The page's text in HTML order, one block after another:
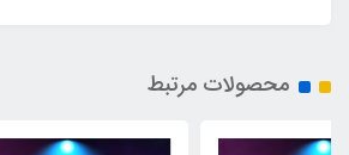
محصولات مرتبط